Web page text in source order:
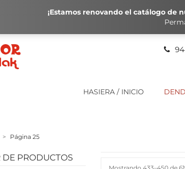
HASIERA / INICIO
> Página 25
DE PRODUCTOS
¡Estamos renovando el catálogo de